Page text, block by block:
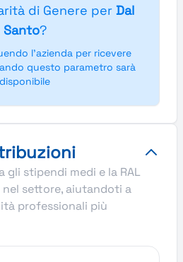
di Genere per Dal
Santo?
l'azienda per ricevere
questo parametro sarà
disponibile
stipendi medi e la RAL
settore, aiutandoti a
professionali più